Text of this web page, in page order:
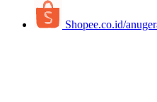
Shopee.co.id/